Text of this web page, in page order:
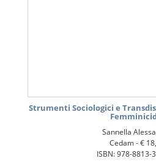
Strumenti Sociologici e
Sannella
Cedam -€
ISBN: 978-8813-